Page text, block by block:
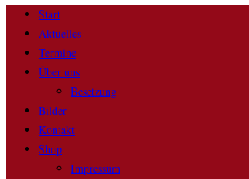
Start
Aktuelles
Termine
Über uns
Besetzung
Bilder
Kontakt
Shop
Impressum